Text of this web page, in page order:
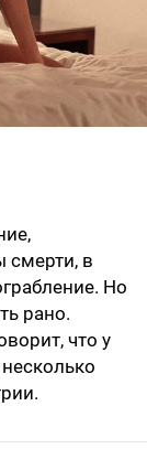
смерти, в
Но
рано.
что у